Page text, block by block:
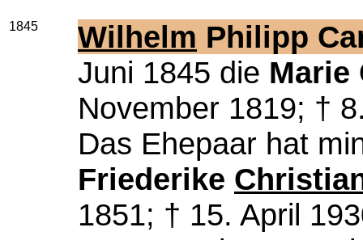
1845 Wilhelm Philipp
Juni 1845 die Marie
November 1819; †
Das Ehepaar hat
Friederike
1851; † 15. April